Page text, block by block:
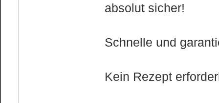
absolut sicher!
Schnelle und
Kein Rezept